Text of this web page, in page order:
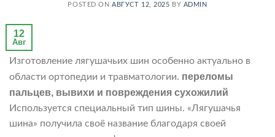
POSTED ONАВГУСТ 12, 2025 BY ADMIN
12
Авг
Изготовление лягушачьих шин особенно актуально в
области ортопедии и травматологии. переломы
пальцев, вывихи и повреждения сухожилий
Используется специальный тип шины. «Лягушачья
шина» получила своё название благодаря своей